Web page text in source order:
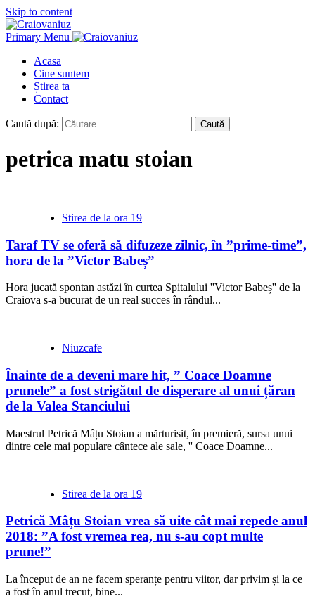
Skip to content
Primary Menu
Acasa
Cine suntem
Știrea ta
Contact
Caută după:
petrica matu stoian
Stirea de la ora 19
Taraf TV se oferă să difuzeze zilnic, în ”prime-time”,
hora de la ”Victor Babeș”
Hora jucată spontan astăzi în curtea Spitalului ''Victor Babeș'' de la
Craiova s-a bucurat de un real succes în rândul...
Niuzcafe
Înainte de a deveni mare hit, ” Coace Doamne
prunele” a fost strigătul de disperare al unui țăran
de la Valea Stanciului
Maestrul Petrică Mâțu Stoian a mărturisit, în premieră, sursa unui
dintre cele mai populare cântece ale sale, '' Coace Doamne...
Stirea de la ora 19
Petrică Mâțu Stoian vrea să uite cât mai repede anul
2018: ”A fost vremea rea, nu s-au copt multe
prune!”
La început de an ne facem speranțe pentru viitor, dar privim și la ce
a fost în anul trecut, bine...